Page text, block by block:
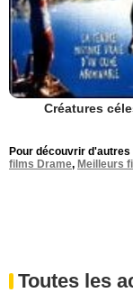
Créatures
Pour découvrir d'autres
films Drame, Meilleurs
Toutes les